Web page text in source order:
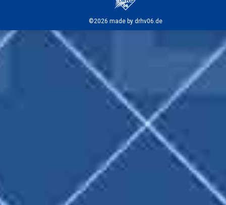
©2026 made by drhv06.de